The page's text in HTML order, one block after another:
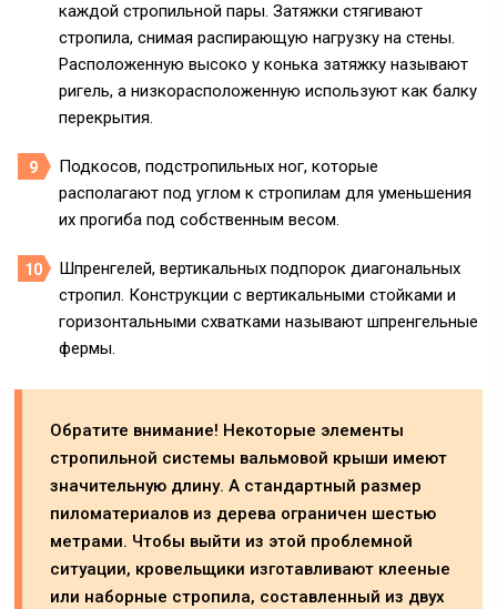
каждой стропильной пары. Затяжки стягивают
стропила, снимая распирающую нагрузку на стены.
Расположенную высоко у конька затяжку называют
ригель, а низкорасположенную используют как балку
перекрытия.
Подкосов, подстропильных ног, которые
располагают под углом к стропилам для уменьшения
их прогиба под собственным весом.
Шпренгелей, вертикальных подпорок диагональных
стропил. Конструкции с вертикальными стойками и
горизонтальными схватками называют шпренгельные
фермы.
Обратите внимание! Некоторые элементы
стропильной системы вальмовой крыши имеют
значительную длину. А стандартный размер
пиломатериалов из дерева ограничен шестью
метрами. Чтобы выйти из этой проблемной
ситуации, кровельщики изготавливают клееные
или наборные стропила, составленный из двух